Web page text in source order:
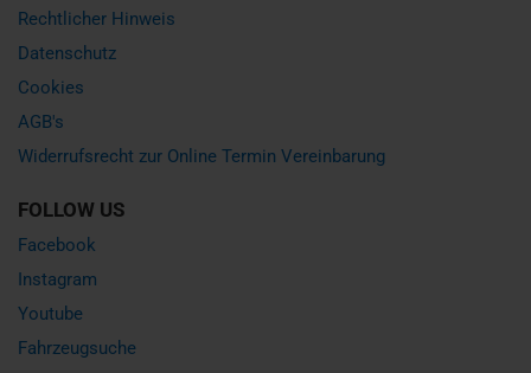
Rechtlicher Hinweis
Datenschutz
Cookies
AGB's
Widerrufsrecht zur Online Termin Vereinbarung
FOLLOW US
Facebook
Instagram
Youtube
Fahrzeugsuche